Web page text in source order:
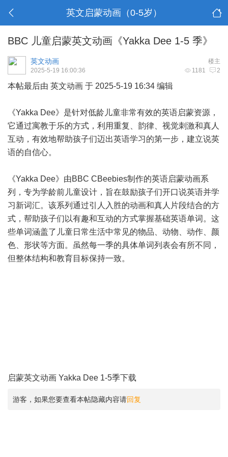
英文启蒙动画（0-5岁）
BBC 儿童启蒙英文动画《Yakka Dee 1-5 季》
楼主
英文动画
1181 2
2025-5-19 16:00:36
本帖最后由 英文动画 于 2025-5-19 16:34 编辑
《Yakka Dee》是针对低龄儿童非常有效的英语启蒙资源，
它通过寓教于乐的方式，利用重复、韵律、视觉刺激和真人
互动，有效地帮助孩子们迈出英语学习的第一步，建立说英
语的自信心。
《Yakka Dee》由BBC CBeebies制作的英语启蒙动画系
列，专为学龄前儿童设计，旨在鼓励孩子们开口说英语并学
习新词汇。该系列通过引人入胜的动画和真人片段结合的方
式，帮助孩子们以有趣和互动的方式掌握基础英语单词。这
些单词涵盖了儿童日常生活中常见的物品、动物、动作、颜
色、形状等方面。虽然每一季的具体单词列表会有所不同，
但整体结构和教育目标保持一致。
启蒙英文动画 Yakka Dee 1-5季下载
游客，如果您要查看本帖隐藏内容请回复